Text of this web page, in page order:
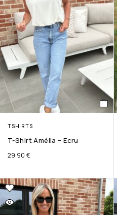
TSHIRTS
T-Shirt Amélia – Ecru
29.90 €